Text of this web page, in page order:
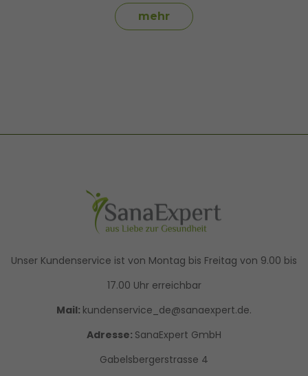
mehr
Unser Kundenservice ist von Montag bis Freitag von 9.00 bis
17.00 Uhr erreichbar
Mail: kundenservice_de@sanaexpert.de.
Adresse: SanaExpert GmbH
Gabelsbergerstrasse 4